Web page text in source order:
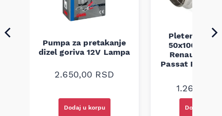
Pumpa za pretakanje
dizel goriva 12V Lampa
2.650,00 RSD
Dodaj u korpu
Pletenica
50x100 Audi
Renault
Passat B5
1.260,00
Dodaj u